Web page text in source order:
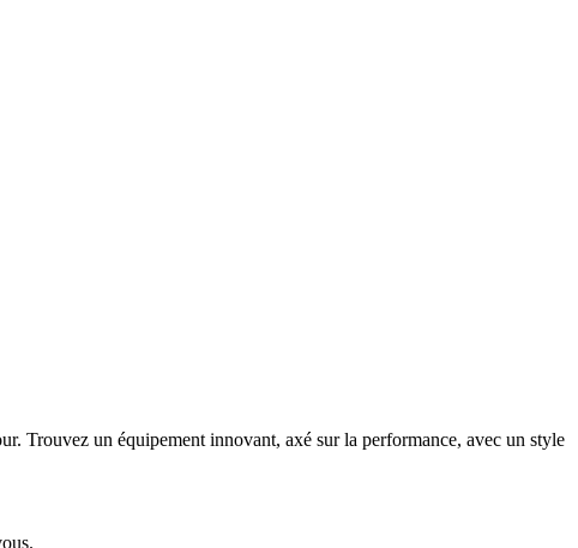
Trouvez un équipement innovant, axé sur la performance, avec un style